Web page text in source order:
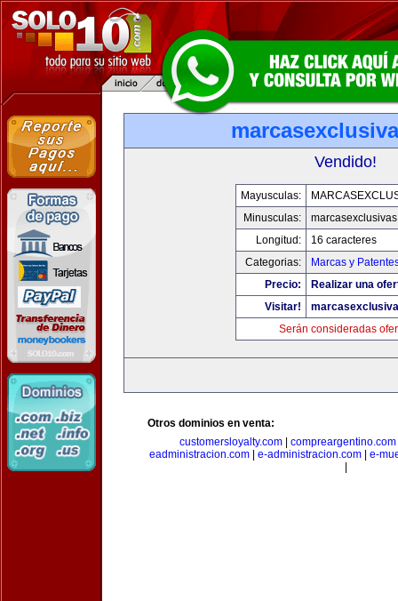
Vendido!
Mayusculas:
Minusculas:
Longitud:
16 caracteres
Categorias:
Marcas y
Precio:
Realizar una
Visitar!
Serán consideradas
Otros dominios en venta:
customersloyalty.com| compreargentino.com
eadministracion.com| e-administracion.com| e-